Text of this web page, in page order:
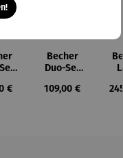
Preis:
€
Becher
Duo-Set
Regulärer Preis:
109,00 €